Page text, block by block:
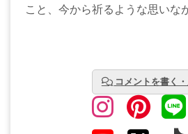
こと、今から祈るような思いな
コメントを書く